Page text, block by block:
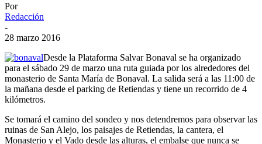
Por
Redacción
-
28 marzo 2016
Desde la Plataforma Salvar Bonaval se ha organizado
para el sábado 29 de marzo una ruta guiada por los alrededores del
monasterio de Santa María de Bonaval. La salida será a las 11:00 de
la mañana desde el parking de Retiendas y tiene un recorrido de 4
kilómetros.
Se tomará el camino del sondeo y nos detendremos para observar las
ruinas de San Alejo, los paisajes de Retiendas, la cantera, el
Monasterio y el Vado desde las alturas, el embalse que nunca se